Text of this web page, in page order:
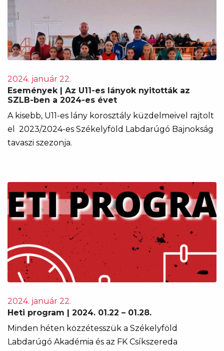
2024. január 22.
Események | Az U11-es lányok nyitották az
SZLB-ben a 2024-es évet
A kisebb, U11-es lány korosztály küzdelmeivel rajtolt
el 2023/2024-es Székelyföld Labdarúgó Bajnokság
tavaszi szezonja.
2024. január 22.
Heti program | 2024. 01.22 – 01.28.
Minden héten közzétesszük a Székelyföld
Labdarúgó Akadémia és az FK Csíkszereda